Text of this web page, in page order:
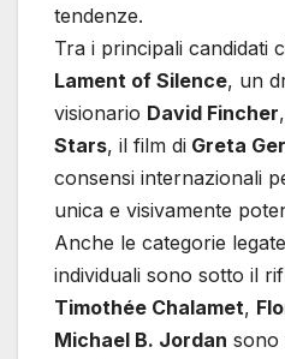
tendenze.
Tra i principali candidati
Lament of Silence, un
visionario David Fincher
Stars, il film di Greta
consensi internazionali
unica e visivamente
Anche le categorie
individuali sono sotto il
Timothée Chalamet,
Michael B. Jordan sono